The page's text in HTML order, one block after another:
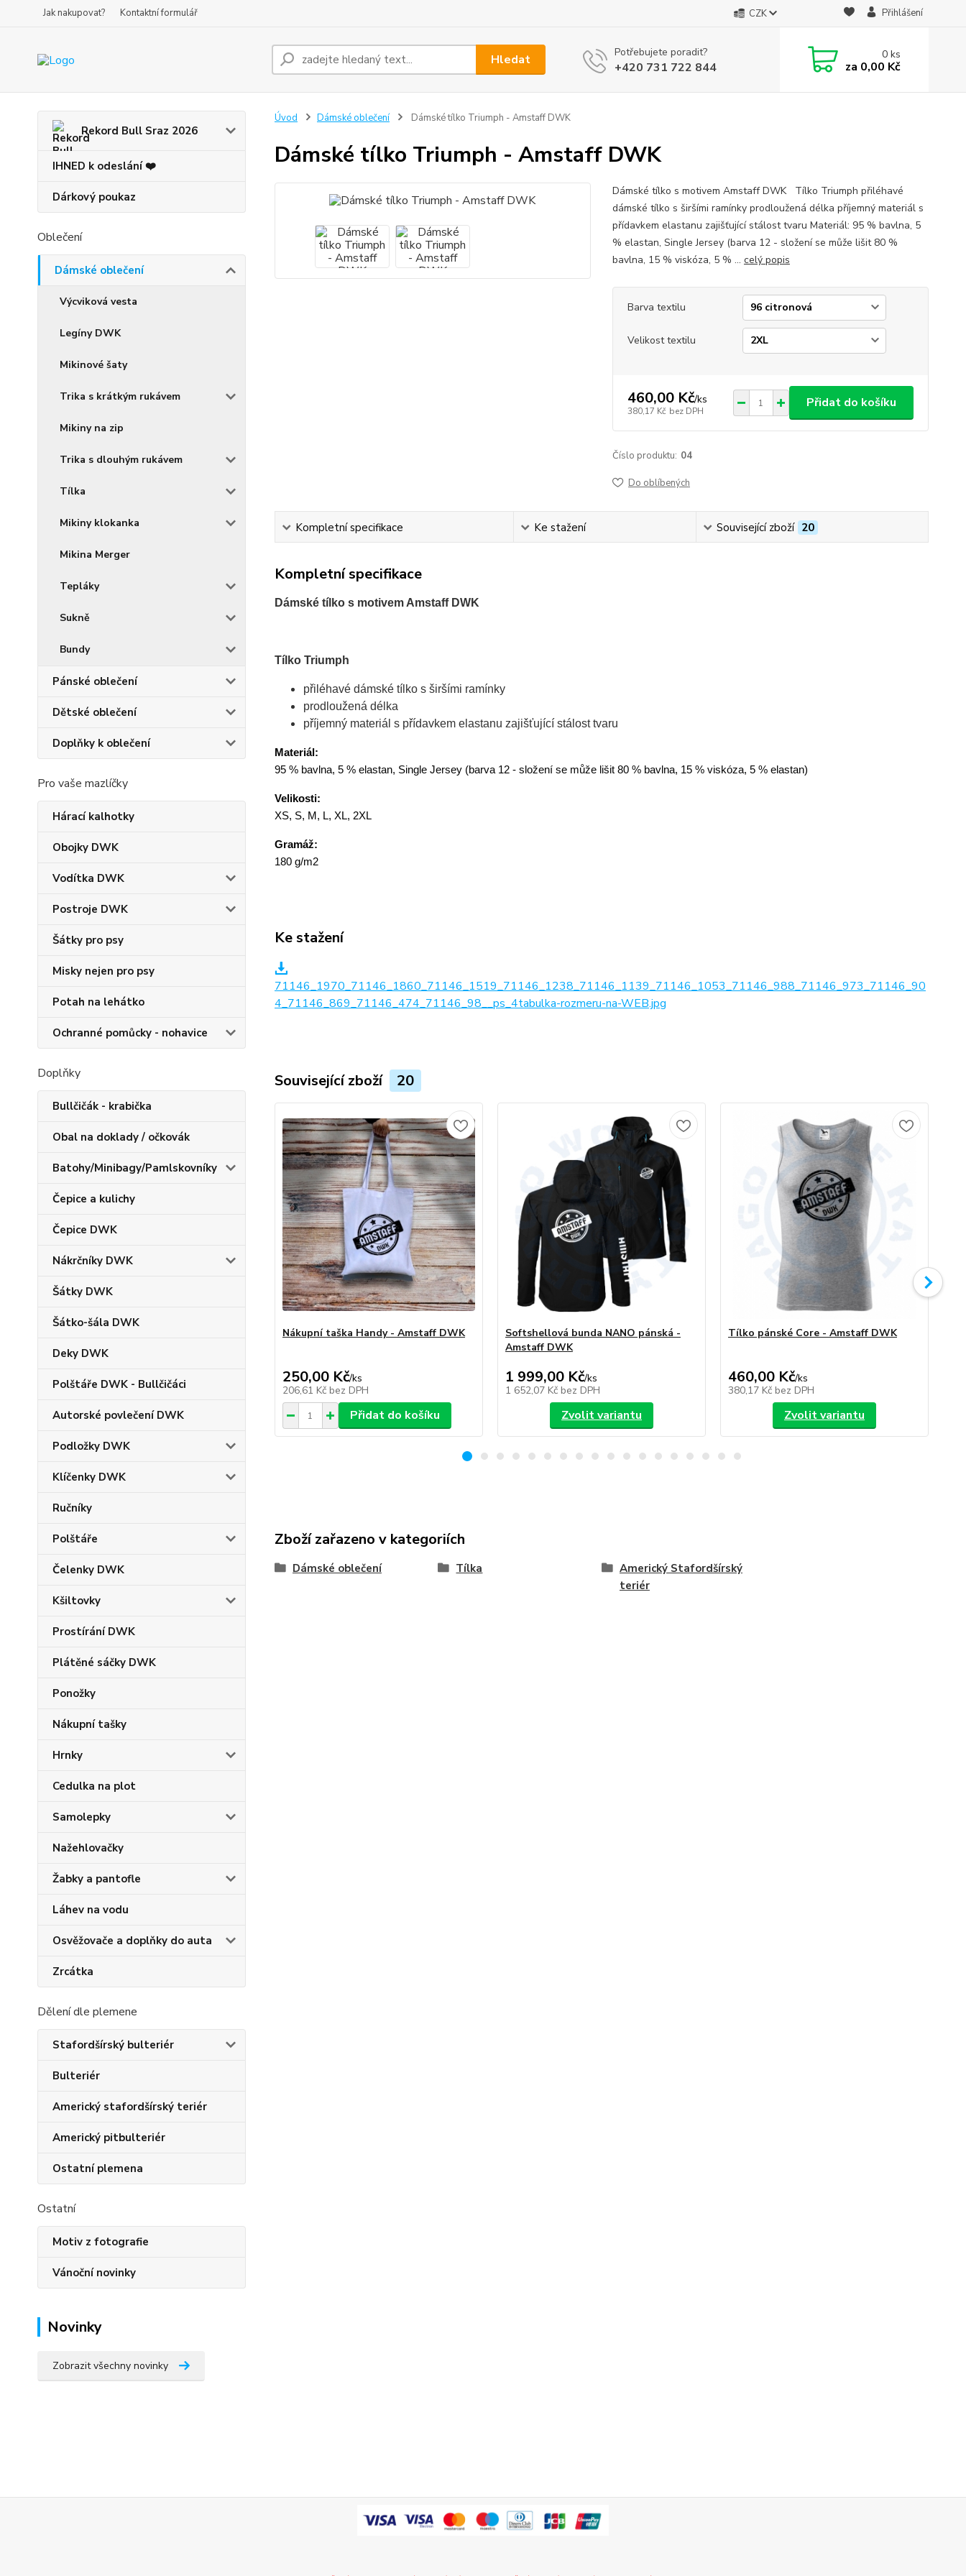
Jak nakupovat? Kontaktní formulář CZK Přihlášení
Hledat Potřebujete poradit?
+420 731 722 844
0ks
za 0,00 Kč
Rekord Bull Sraz 2026
IHNED k odeslání ❤️
Dárkový poukaz
Oblečení
Dámské oblečení
Výcviková vesta
Legíny DWK
Mikinové šaty
Trika s krátkým rukávem
Mikiny na zip
Trika s dlouhým rukávem
Tílka
Mikiny klokanka
Mikina Merger
Tepláky
Sukně
Bundy
Pánské oblečení
Dětské oblečení
Doplňky k oblečení
Pro vaše mazlíčky
Hárací kalhotky
Obojky DWK
Vodítka DWK
Postroje DWK
Šátky pro psy
Misky nejen pro psy
Potah na lehátko
Ochranné pomůcky - nohavice
Doplňky
Bullčičák - krabička
Obal na doklady / očkovák
Batohy/Minibagy/Pamlskovníky
Čepice a kulichy
Čepice DWK
Nákrčníky DWK
Šátky DWK
Šátko-šála DWK
Deky DWK
Polštáře DWK - Bullčičáci
Autorské povlečení DWK
Podložky DWK
Klíčenky DWK
Ručníky
Polštáře
Čelenky DWK
Kšiltovky
Prostírání DWK
Plátěné sáčky DWK
Ponožky
Nákupní tašky
Hrnky
Cedulka na plot
Samolepky
Nažehlovačky
Žabky a pantofle
Láhev na vodu
Osvěžovače a doplňky do auta
Zrcátka
Dělení dle plemene
Stafordšírský bulteriér
Bulteriér
Americký stafordšírský teriér
Americký pitbulteriér
Ostatní plemena
Ostatní
Motiv z fotografie
Vánoční novinky
Novinky
Zobrazit všechny novinky
Úvod Dámské oblečení Dámské tílko Triumph - Amstaff DWK
Dámské tílko Triumph - Amstaff DWK
Dámské tílko s motivem Amstaff DWK Tílko Triumph přiléhavé
dámské tílko s širšími ramínky prodloužená délka příjemný materiál s
přídavkem elastanu zajišťující stálost tvaru Materiál: 95 % bavlna, 5
% elastan, Single Jersey (barva 12 - složení se může lišit 80 %
bavlna, 15 % viskóza, 5 % ... celý popis
Barva textilu
Velikost textilu
460,00 Kč/ks
380,17 Kč bez DPH
Přidat do košíku
Číslo produktu: 04
Do oblíbených
Kompletní specifikace Ke stažení Související zboží 20
Kompletní specifikace
Dámské tílko s motivem Amstaff DWK
Tílko Triumph
přiléhavé dámské tílko s širšími ramínky
prodloužená délka
příjemný materiál s přídavkem elastanu zajišťující stálost tvaru
Materiál:
95 % bavlna, 5 % elastan, Single Jersey (barva 12 - složení se může lišit 80 % bavlna, 15 % viskóza, 5 % elastan)
Velikosti:
XS, S, M, L, XL, 2XL
Gramáž:
180 g/m2
Ke stažení
71146_1970_71146_1860_71146_1519_71146_1238_71146_1139_71146_1053_71146_988_71146_973_71146_90
4_71146_869_71146_474_71146_98__ps_4tabulka-rozmeru-na-WEB.jpg
Související zboží 20
Nákupní taška Handy - Amstaff DWK
250,00 Kč/ks
206,61 Kč bez DPH
Přidat do košíku
Softshellová bunda NANO pánská -
Amstaff DWK
1 999,00 Kč/ks
1 652,07 Kč bez DPH
Zvolit variantu
Tílko pánské Core - Amstaff DWK
460,00 Kč/ks
380,17 Kč bez DPH
Zvolit variantu
Zboží zařazeno v kategoriích
Dámské oblečení Tílka
Americký Stafordšírský
teriér